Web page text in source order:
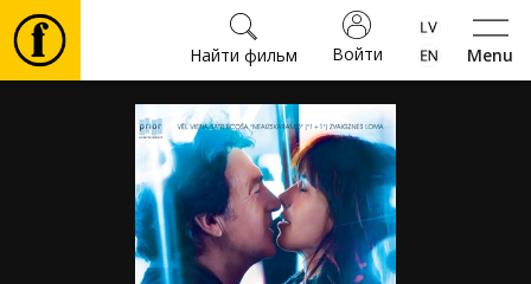
Menu
Войти
Найти фильм
Фильмы
Культура